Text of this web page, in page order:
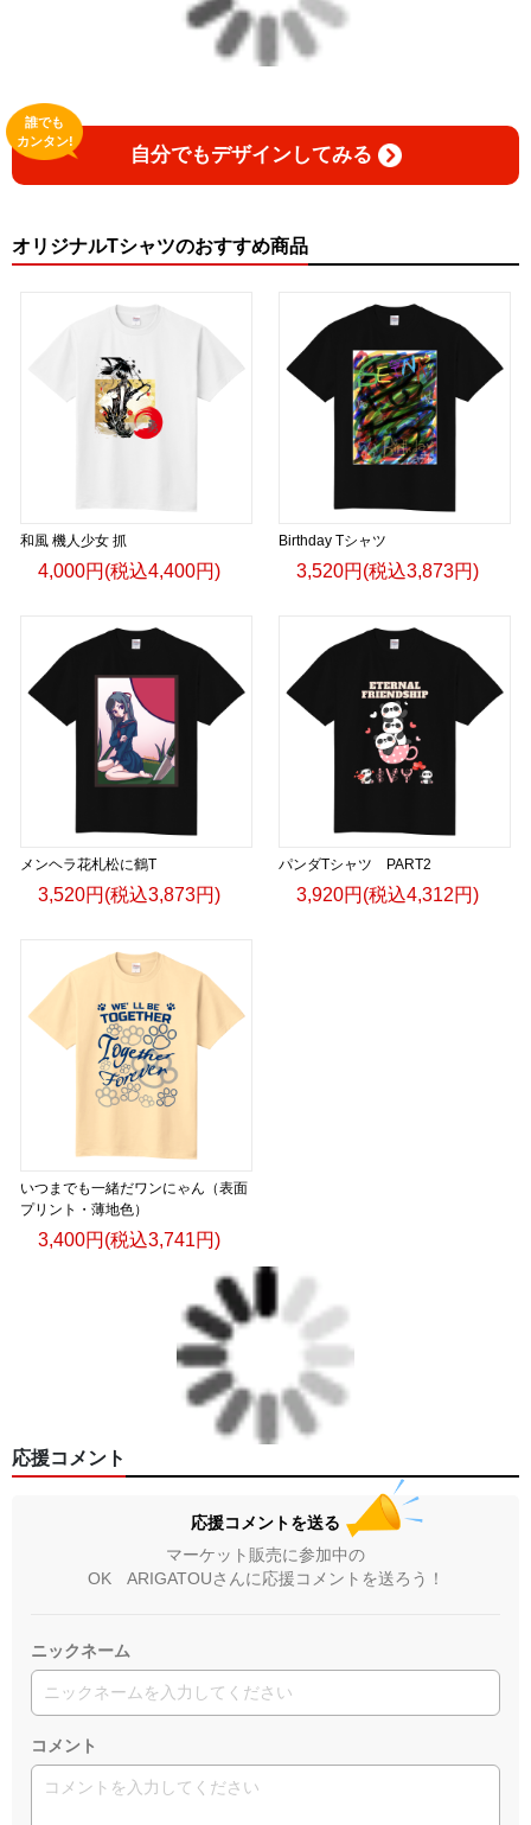
自分でもデザインしてみる
誰でも
カンタン!
オリジナルTシャツのおすすめ商品
和風 機人少女 抓
4,000円(税込4,400円)
Birthday Tシャツ
3,520円(税込3,873円)
メンヘラ花札松に鶴T
3,520円(税込3,873円)
パンダTシャツ PART2
3,920円(税込4,312円)
いつまでも一緒だワンにゃん（表面
プリント・薄地色）
3,400円(税込3,741円)
応援コメント
応援コメントを送る
マーケット販売に参加中の
OK ARIGATOUさんに応援コメントを送ろう！
ニックネーム
コメント